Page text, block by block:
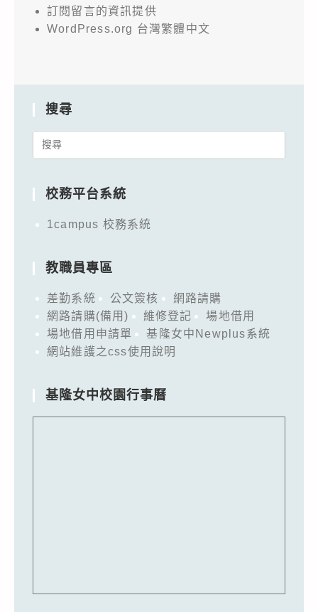
訂閱留言的資訊提供
WordPress.org 台灣繁體中文
搜尋
Search
校務平台系統
1campus 校務系統
教職員專區
差勤系統 公文簽核
網路請購
網路請購(備用)
維修登記
場地借用
場地借用申請單
基隆女中Newplus系統
網站維護之css使用說明
基隆女中校園行事曆